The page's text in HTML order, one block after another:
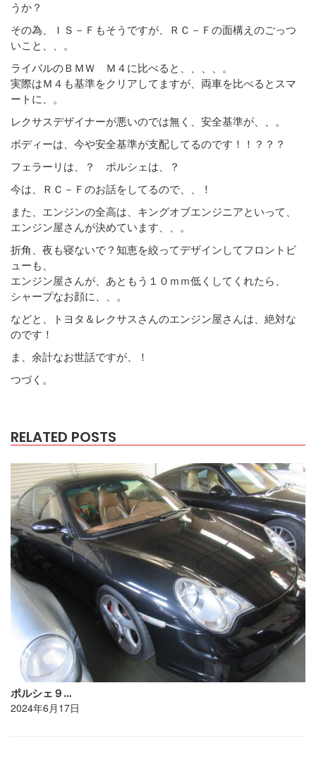
うか？
その為、ＩＳ－Ｆもそうですが、ＲＣ－Ｆの面構えのごっつ
いこと、、。
ライバルのＢＭＷ Ｍ４に比べると、、、、。
実際はＭ４も基準をクリアしてますが、両車を比べるとスマ
ートに、。
レクサスデザイナーが悪いのでは無く、安全基準が、、。
ボディーは、今や安全基準が支配してるのです！！？？？
フェラーリは、？ ポルシェは、？
今は、ＲＣ－Ｆのお話をしてるので、、！
また、エンジンの全高は、キングオブエンジニアといって、
エンジン屋さんが決めています、、。
折角、夜も寝ないで？知恵を絞ってデザインしてフロントビ
ューも、
エンジン屋さんが、あともう１０ｍｍ低くしてくれたら、
シャープなお顔に、、。
などと、トヨタ＆レクサスさんのエンジン屋さんは、絶対な
のです！
ま、余計なお世話ですが、！
つづく。
RELATED POSTS
ポルシェ９…
2024年6月17日